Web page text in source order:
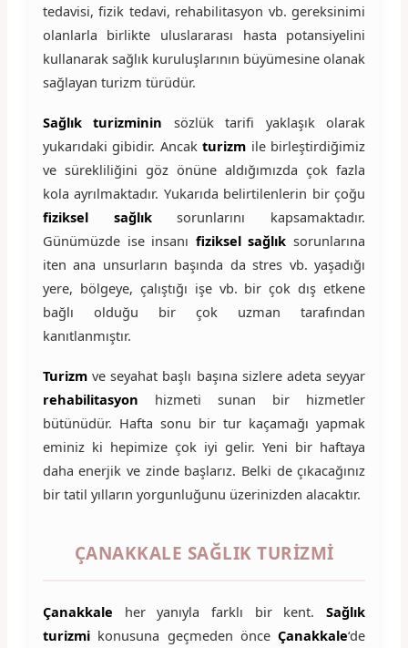
tedavisi, fizik tedavi, rehabilitasyon vb. gereksinimi
olanlarla birlikte uluslararası hasta potansiyelini
kullanarak sağlık kuruluşlarının büyümesine olanak
sağlayan turizm türüdür.
Sağlık turizminin sözlük tarifi yaklaşık olarak
yukarıdaki gibidir. Ancakturizm ile birleştirdiğimiz
ve sürekliliğini göz önüne aldığımızda çok fazla
kola ayrılmaktadır. Yukarıda belirtilenlerin bir çoğu
fiziksel sağlıksorunlarını kapsamaktadır.
Günümüzde ise insanı fiziksel sağlık sorunlarına
iten ana unsurların başında da stres vb. yaşadığı
yere, bölgeye, çalıştığı işe vb. bir çok dış etkene
bağlı olduğu bir çok uzman tarafından
kanıtlanmıştır.
Turizmve seyahat başlı başına sizlere adeta seyyar
rehabilitasyon hizmeti sunan bir hizmetler
bütünüdür. Hafta sonu bir tur kaçamağı yapmak
eminiz ki hepimize çok iyi gelir. Yeni bir haftaya
daha enerjik ve zinde başlarız. Belki de çıkacağınız
bir tatil yılların yorgunluğunu üzerinizden alacaktır.
ÇANAKKALE SAĞLIK TURIZMI
Çanakkale her yanıyla farklı bir kent.Sağlık
turizmikonusuna geçmeden önceÇanakkale‘de